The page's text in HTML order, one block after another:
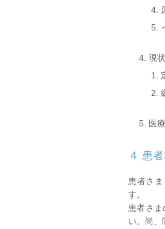
現
医
４ 患
患者さ
す。
患者さ
い。尚、